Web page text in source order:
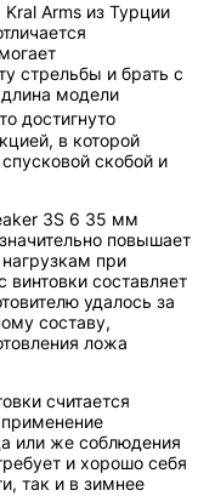
Arms из Турции
стрельбы и брать с
модели
достигнуто
в которой
скобой и
3S 6 35 мм
повышает
при
винтовки составляет
удалось за
составу,
ложа
считается
или же соблюдения
и хорошо себя
так и в зимнее